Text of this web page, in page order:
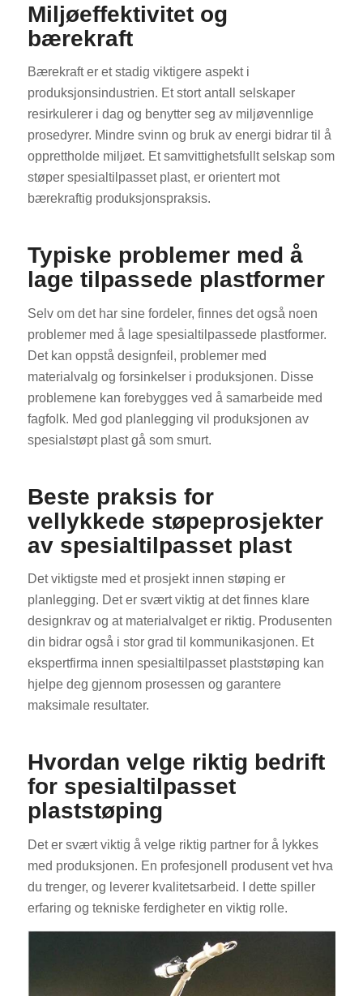
Miljøeffektivitet og
bærekraft
Bærekraft er et stadig viktigere aspekt i
produksjonsindustrien. Et stort antall selskaper
resirkulerer i dag og benytter seg av miljøvennlige
prosedyrer. Mindre svinn og bruk av energi bidrar til å
opprettholde miljøet. Et samvittighetsfullt selskap som
støper spesialtilpasset plast, er orientert mot
bærekraftig produksjonspraksis.
Typiske problemer med å
lage tilpassede plastformer
Selv om det har sine fordeler, finnes det også noen
problemer med å lage spesialtilpassede plastformer.
Det kan oppstå designfeil, problemer med
materialvalg og forsinkelser i produksjonen. Disse
problemene kan forebygges ved å samarbeide med
fagfolk. Med god planlegging vil produksjonen av
spesialstøpt plast gå som smurt.
Beste praksis for
vellykkede støpeprosjekter
av spesialtilpasset plast
Det viktigste med et prosjekt innen støping er
planlegging. Det er svært viktig at det finnes klare
designkrav og at materialvalget er riktig. Produsenten
din bidrar også i stor grad til kommunikasjonen. Et
ekspertfirma innen spesialtilpasset plaststøping kan
hjelpe deg gjennom prosessen og garantere
maksimale resultater.
Hvordan velge riktig bedrift
for spesialtilpasset
plaststøping
Det er svært viktig å velge riktig partner for å lykkes
med produksjonen. En profesjonell produsent vet hva
du trenger, og leverer kvalitetsarbeid. I dette spiller
erfaring og tekniske ferdigheter en viktig rolle.